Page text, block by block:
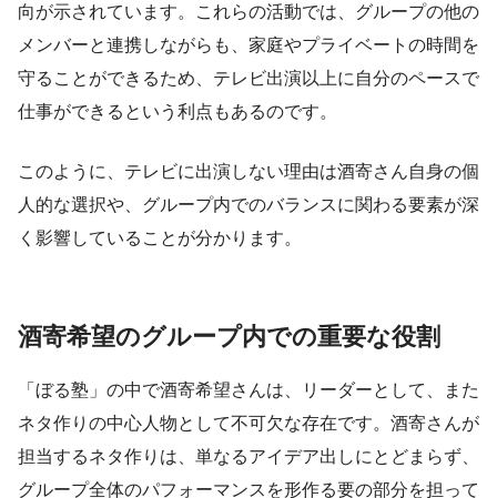
向が示されています。これらの活動では、グループの他の
メンバーと連携しながらも、家庭やプライベートの時間を
守ることができるため、テレビ出演以上に自分のペースで
仕事ができるという利点もあるのです。
このように、テレビに出演しない理由は酒寄さん自身の個
人的な選択や、グループ内でのバランスに関わる要素が深
く影響していることが分かります。
酒寄希望のグループ内での重要な役割
「ぼる塾」の中で酒寄希望さんは、リーダーとして、また
ネタ作りの中心人物として不可欠な存在です。酒寄さんが
担当するネタ作りは、単なるアイデア出しにとどまらず、
グループ全体のパフォーマンスを形作る要の部分を担って